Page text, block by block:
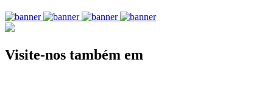
Visite-nos também em